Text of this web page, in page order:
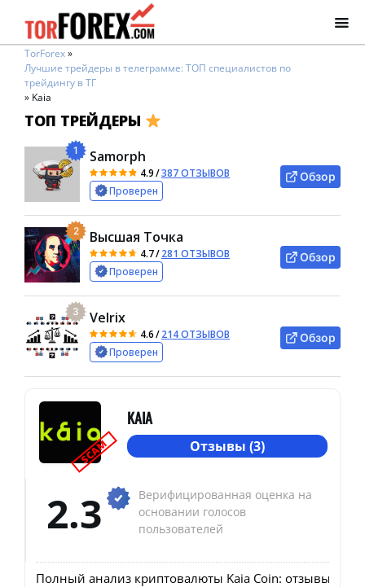
TorForex»
Лучшие трейдеры в телеграмме: ТОП специалистов по
трейдингу в ТГ
» Kaia
ТОП ТРЕЙДЕРЫ
1 Samorph
4.9/387 ОТЗЫВОВ
Проверен
Обзор
2 Высшая Точка
4.7/281 ОТЗЫВОВ
Проверен
Обзор
3 Velrix
4.6/214 ОТЗЫВОВ
Проверен
Обзор
SCAM
KAIA
Отзывы (3)
2.3
Верифицированная оценка на
основании голосов
пользователей
Полный анализ криптовалюты Kaia Coin: отзывы